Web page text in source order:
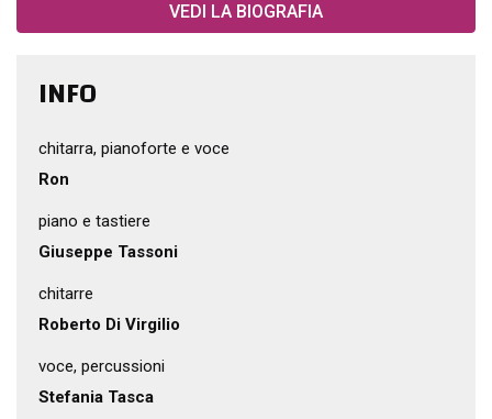
VEDI LA BIOGRAFIA
INFO
chitarra, pianoforte e voce
Ron
piano e tastiere
Giuseppe Tassoni
chitarre
Roberto Di Virgilio
voce, percussioni
Stefania Tasca